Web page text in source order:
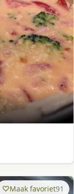
Maak favoriet91